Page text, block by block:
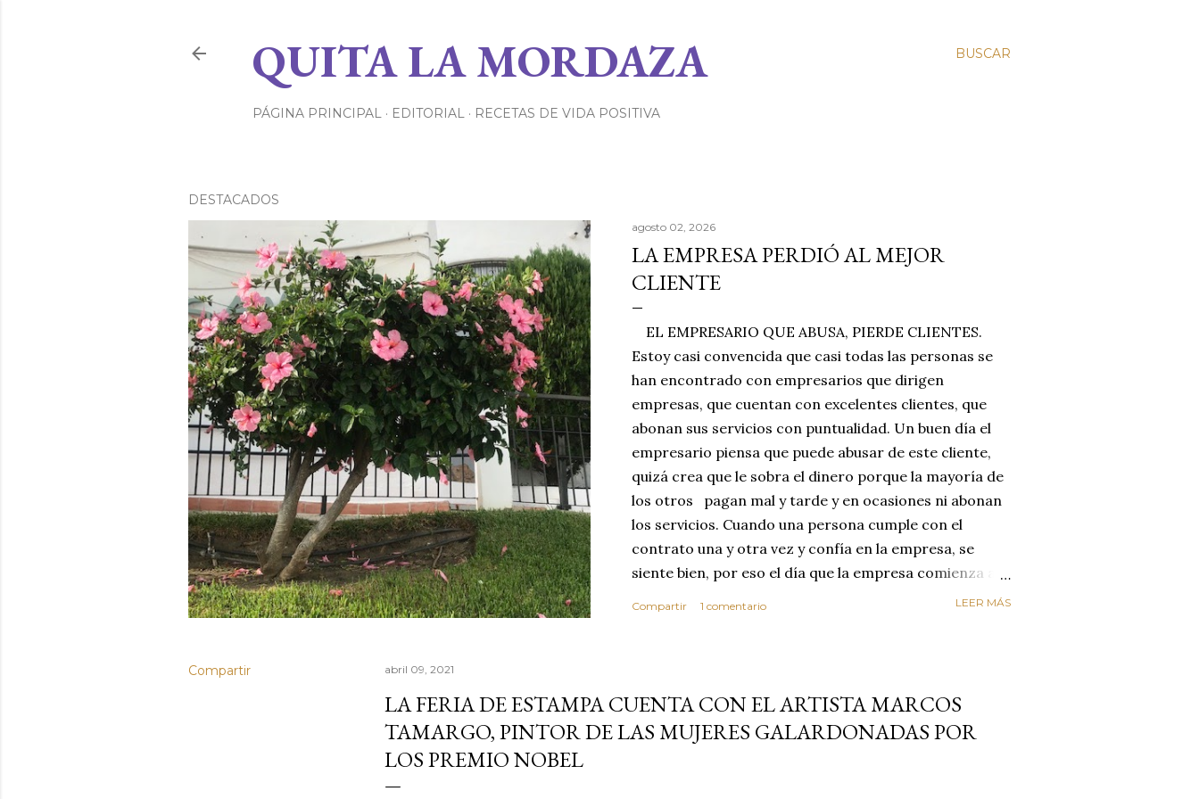
BUSCAR
QUITA LA MORDAZA
PÁGINA PRINCIPAL EDITORIAL RECETAS DE VIDA POSITIVA
DESTACADOS
agosto 02, 2026
LA EMPRESA PERDIÓ AL MEJOR
CLIENTE
EL EMPRESARIO QUE ABUSA, PIERDE CLIENTES.
Estoy casi convencida que casi todas las personas se
han encontrado con empresarios que dirigen
empresas, que cuentan con excelentes clientes, que
abonan sus servicios con puntualidad. Un buen día el
empresario piensa que puede abusar de este cliente,
quizá crea que le sobra el dinero porque la mayoría de
los otros pagan mal y tarde y en ocasiones ni abonan
los servicios. Cuando una persona cumple con el
contrato una y otra vez y confía en la empresa, se
siente bien, por eso el día que la empresa comienza a
MEJOR CLIENTE. Estas circunstancias nos hacen
reflexionar sobre los valores de honestidad y
confianza. Vivimos en un mundo de mucha oferta y
Compartir 1 comentario LEER MÁS
Compartir abril 09, 2021
LA FERIA DE ESTAMPA CUENTA CON EL ARTISTA MARCOS
TAMARGO, PINTOR DE LAS MUJERES GALARDONADAS POR
LOS PREMIO NOBEL